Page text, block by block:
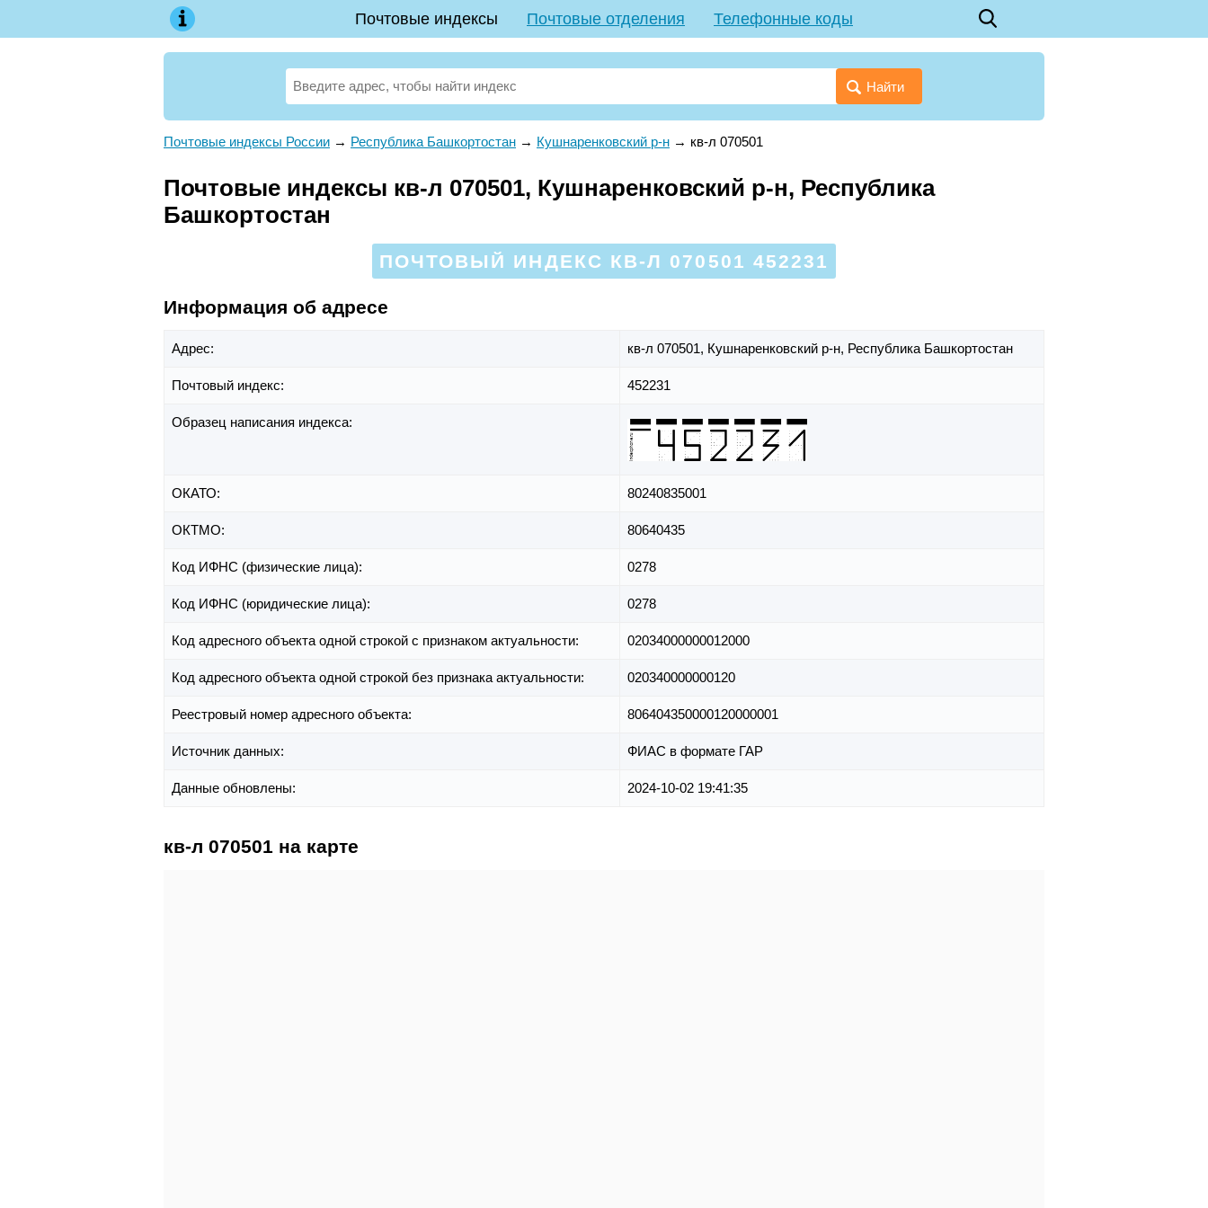
Почтовые индексы Почтовые отделения Телефонные коды
Найти
Почтовые индексы России → Республика Башкортостан → Кушнаренковский р-н → кв-л 070501
Почтовые индексы кв-л 070501, Кушнаренковский р-н, Республика
Башкортостан
ПОЧТОВЫЙ ИНДЕКС КВ-Л 070501 452231
Информация об адресе
Адрес: кв-л 070501, Кушнаренковский р-н, Республика Башкортостан
Почтовый индекс: 452231
Образец написания индекса:
ОКАТО: 80240835001
ОКТМО: 80640435
Код ИФНС (физические лица): 0278
Код ИФНС (юридические лица): 0278
Код адресного объекта одной строкой с признаком актуальности: 02034000000012000
Код адресного объекта одной строкой без признака актуальности: 020340000000120
Реестровый номер адресного объекта: 806404350000120000001
Источник данных: ФИАС в формате ГАР
Данные обновлены: 2024-10-02 19:41:35
кв-л 070501 на карте